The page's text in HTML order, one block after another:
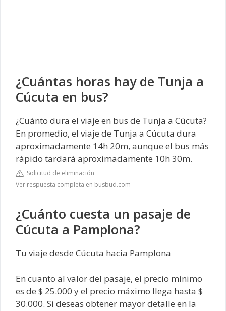
¿Cuántas horas hay de Tunja a
Cúcuta en bus?
¿Cuánto dura el viaje en bus de Tunja a Cúcuta?
En promedio, el viaje de Tunja a Cúcuta dura
aproximadamente 14h 20m, aunque el bus más
rápido tardará aproximadamente 10h 30m.
Solicitud de eliminación
Ver respuesta completa en busbud.com
¿Cuánto cuesta un pasaje de
Cúcuta a Pamplona?
Tu viaje desde Cúcuta hacia Pamplona
En cuanto al valor del pasaje, el precio mínimo
es de $ 25.000 y el precio máximo llega hasta $
30.000. Si deseas obtener mayor detalle en la